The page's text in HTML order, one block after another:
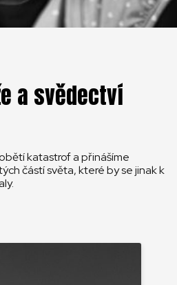
a svědectví
katastrof a přinášíme
částí světa, které by se jinak k